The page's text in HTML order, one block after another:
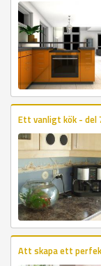
Ett vanligt kök - del
Att skapa ett